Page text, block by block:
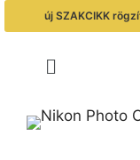
új SZAKCIKK